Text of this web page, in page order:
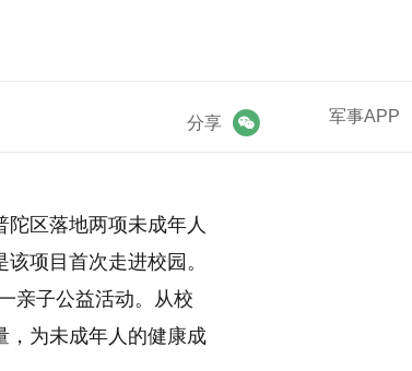
军事APP
分享
区落地两项未成年人
项目首次走进校园。
亲子公益活动。从校
，为未成年人的健康成